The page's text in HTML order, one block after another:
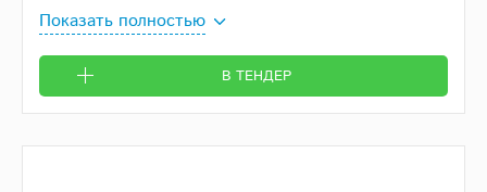
Показать полностью
В ТЕНДЕР